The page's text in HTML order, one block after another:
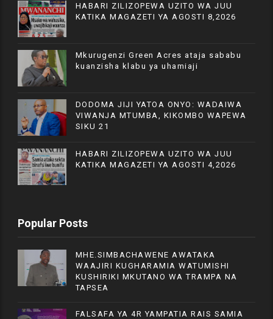
HABARI ZILIZOPEWA UZITO WA JUU
KATIKA MAGAZETI YA AGOSTI 8,2026
Mkurugenzi Green Acres ataja sababu
kuanzisha klabu ya uhamiaji
DODOMA JIJI YATOA ONYO: WADAIWA
VIWANJA MTUMBA, KIKOMBO WAPEWA
SIKU 21
HABARI ZILIZOPEWA UZITO WA JUU
KATIKA MAGAZETI YA AGOSTI 4,2026
Popular Posts
MHE.SIMBACHAWENE AWATAKA
WAAJIRI KUGHARAMIA WATUMISHI
KUSHIRIKI MKUTANO WA TRAMPA NA
TAPSEA
FALSAFA YA 4R YAMPATIA RAIS SAMIA